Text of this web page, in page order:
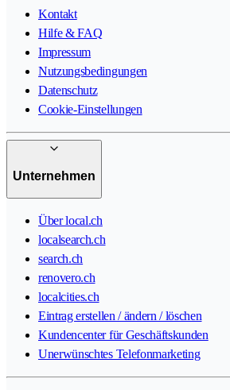
Kontakt
Hilfe & FAQ
Impressum
Nutzungsbedingungen
Datenschutz
Cookie-Einstellungen
Unternehmen
Über local.ch
localsearch.ch
search.ch
renovero.ch
localcities.ch
Eintrag erstellen / ändern / löschen
Kundencenter für Geschäftskunden
Unerwünschtes Telefonmarketing